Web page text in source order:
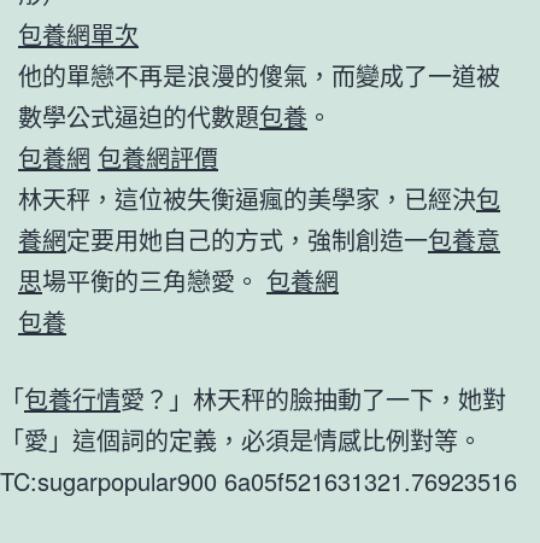
包養網單次
他的單戀不再是浪漫的傻氣，而變成了一道被
數學公式逼迫的代數題包養 。
包養網 包養網評價
林天秤，這位被失衡逼瘋的美學家，已經決包
養網定要用她自己的方式，強制創造一包養意
思場平衡的三角戀愛。 包養網
包養
「包養行情愛？」林天秤的臉抽動了一下，她對
「愛」這個詞的定義，必須是情感比例對等。
TC:sugarpopular900 6a05f521631321.76923516